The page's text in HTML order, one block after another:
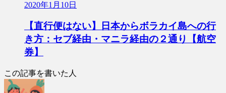
2020年1月10日
【直行便はない】日本からボラカイ島への行
き方：セブ経由・マニラ経由の２通り【航空
券】
この記事を書いた人